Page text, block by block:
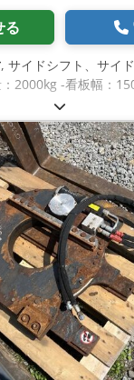
る
, サイドシフト、サイ
2000kg -看板幅：
Iflrsfx Agqjrf -支柱の
-体重：89kg